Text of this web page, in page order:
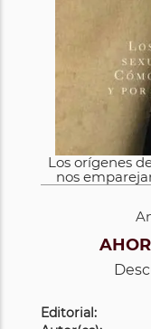
Los orígenes
nos
Editorial: